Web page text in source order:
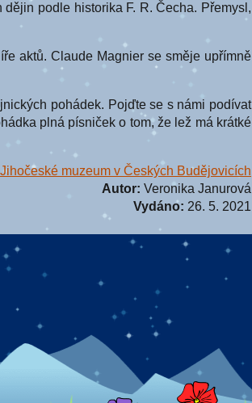
podle historika F. R. Čecha. Přemysl,
aktů. Claude Magnier se směje upřímně
pohádek. Pojďte se s námi podívat
plná písniček o tom, že lež má krátké
Jihočeské muzeum v Českých Budějovicích
Autor: Veronika Janurová
Vydáno: 26. 5. 2021